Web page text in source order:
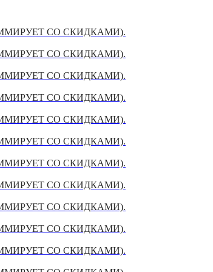
СО СКИДКАМИ).
СО СКИДКАМИ).
СО СКИДКАМИ).
СО СКИДКАМИ).
СО СКИДКАМИ).
СО СКИДКАМИ).
СО СКИДКАМИ).
СО СКИДКАМИ).
СО СКИДКАМИ).
СО СКИДКАМИ).
СО СКИДКАМИ).